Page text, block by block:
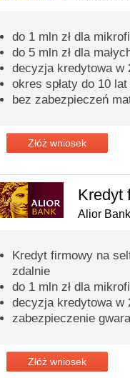
do 1 mln zł dla
do 5 mln zł dla
decyzja kredytowa w
okres spłaty do 10 lat
bez zabezpieczeń
Złóż wniosek
Kredyt
Alior Bank
Kredyt firmowy na
zdalnie
do 1 mln zł dla
decyzja kredytowa w
zabezpieczenie
Złóż wniosek